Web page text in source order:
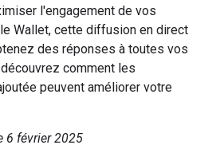
l'engagement de vos
Wallet, cette diffusion en direct
des réponses à toutes vos
comment les
peuvent améliorer votre
6 février 2025